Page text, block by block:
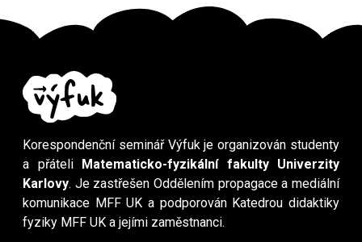
Korespondenční seminář Výfuk je organizován studenty
a přáteli
Matematicko-fyzikální fakulty Univerzity
Karlovy. Je zastřešen Oddělením propagace a mediální
komunikace MFF UK a podporován Katedrou didaktiky
fyziky MFF UK a jejími zaměstnanci.